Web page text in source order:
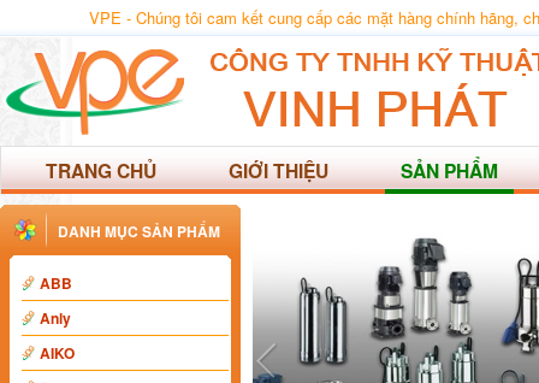
VPE - Chúng tôi cam kết cung cấp các mặt hàng chính hãng,
TRANG CHỦ GIỚI THIỆU SẢN PHẨM
DANH MỤC SẢN PHẨM
ABB
Anly
AIKO